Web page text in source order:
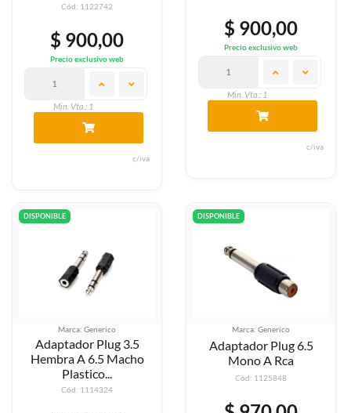
Cód: 1122742
$ 900,00
Precio exclusivo web
Min. Vta.: 1
c/iva
$ 900,00
Precio exclusivo web
Min. Vta.: 1
c/iva
DISPONIBLE
Marca: Generico
Adaptador Plug 3.5
Hembra A 6.5 Macho
Plastico...
Cód: 1114324
DISPONIBLE
Marca: Generico
Adaptador Plug 6.5
Mono A Rca
Cód: 1125848